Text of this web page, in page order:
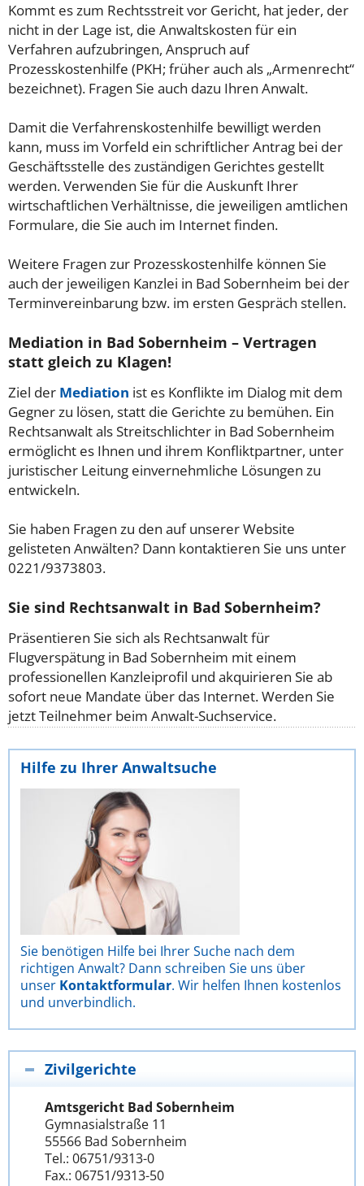
Kommt es zum Rechtsstreit vor Gericht, hat jeder, der
nicht in der Lage ist, die Anwaltskosten für ein
Verfahren aufzubringen, Anspruch auf
Prozesskostenhilfe (PKH; früher auch als „Armenrecht“
bezeichnet). Fragen Sie auch dazu Ihren Anwalt.
Damit die Verfahrenskostenhilfe bewilligt werden
kann, muss im Vorfeld ein schriftlicher Antrag bei der
Geschäftsstelle des zuständigen Gerichtes gestellt
werden. Verwenden Sie für die Auskunft Ihrer
wirtschaftlichen Verhältnisse, die jeweiligen amtlichen
Formulare, die Sie auch im Internet finden.
Weitere Fragen zur Prozesskostenhilfe können Sie
auch der jeweiligen Kanzlei in Bad Sobernheim bei der
Terminvereinbarung bzw. im ersten Gespräch stellen.
Mediation in Bad Sobernheim – Vertragen
statt gleich zu Klagen!
Ziel der Mediation ist es Konflikte im Dialog mit dem
Gegner zu lösen, statt die Gerichte zu bemühen. Ein
Rechtsanwalt als Streitschlichter in Bad Sobernheim
ermöglicht es Ihnen und ihrem Konfliktpartner, unter
juristischer Leitung einvernehmliche Lösungen zu
entwickeln.
Sie haben Fragen zu den auf unserer Website
gelisteten Anwälten? Dann kontaktieren Sie uns unter
0221/9373803.
Sie sind Rechtsanwalt in Bad Sobernheim?
Präsentieren Sie sich als Rechtsanwalt für
Flugverspätung in Bad Sobernheim mit einem
professionellen Kanzleiprofil und akquirieren Sie ab
sofort neue Mandate über das Internet. Werden Sie
jetzt Teilnehmer beim Anwalt-Suchservice.
Hilfe zu Ihrer Anwaltsuche
Sie benötigen Hilfe bei Ihrer Suche nach dem
richtigen Anwalt? Dann schreiben Sie uns über
unser Kontaktformular. Wir helfen Ihnen kostenlos
und unverbindlich.
Zivilgerichte
Amtsgericht Bad Sobernheim
Gymnasialstraße 11
55566 Bad Sobernheim
Tel.: 06751/9313-0
Fax.: 06751/9313-50